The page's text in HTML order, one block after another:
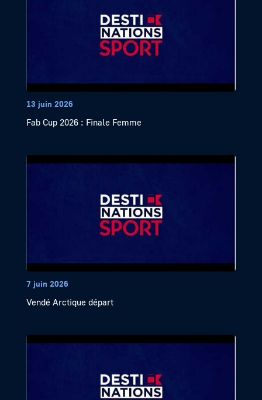
13 juin 2026
Fab Cup 2026 : Finale Femme
7 juin 2026
Vendé Arctique départ